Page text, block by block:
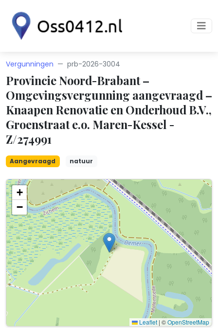
Vergunningen prb-2026-3004
Provincie Noord-Brabant –
Omgevingsvergunning aangevraagd –
Knaapen Renovatie en Onderhoud B.V.,
Groenstraat e.o. Maren-Kessel -
Z/274991
Aangevraagd natuur
+
−
Leaflet | ©OpenStreetMap